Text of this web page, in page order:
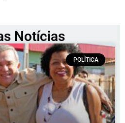
Notícias
POLÍTICA